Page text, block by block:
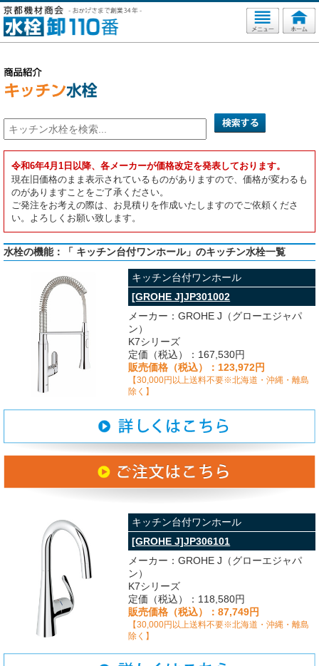
令和6年4月1日以降、各メーカーが価格改定を発表しております。
現在旧価格のまま表示されているものがありますので、価格が変わるも
のがありますことをご了承ください。
ご発注をお考えの際は、お見積りを作成いたしますのでご依頼くださ
い。よろしくお願い致します。
水栓の機能：「 キッチン台付ワンホール」のキッチン水栓一覧
キッチン台付ワンホール
[GROHE J]JP301002
メーカー：GROHE J（グローエジャパ
ン）
K7シリーズ
定価（税込）：167,530円
販売価格（税込）：123,972円
【30,000円以上送料不要※北海道・沖縄・離島
除く】
キッチン台付ワンホール
[GROHE J]JP306101
メーカー：GROHE J（グローエジャパ
ン）
K7シリーズ
定価（税込）：118,580円
販売価格（税込）：87,749円
【30,000円以上送料不要※北海道・沖縄・離島
除く】